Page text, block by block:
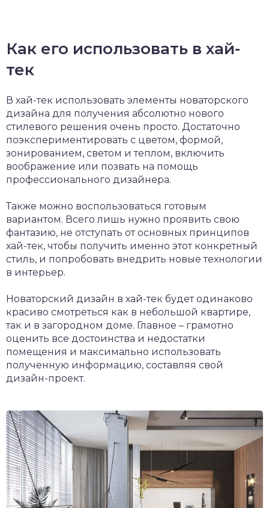
Как его использовать в хай-
тек
В хай-тек использовать элементы новаторского
дизайна для получения абсолютно нового
стилевого решения очень просто. Достаточно
поэкспериментировать с цветом, формой,
зонированием, светом и теплом, включить
воображение или позвать на помощь
профессионального дизайнера.
Также можно воспользоваться готовым
вариантом. Всего лишь нужно проявить свою
фантазию, не отступать от основных принципов
хай-тек, чтобы получить именно этот конкретный
стиль, и попробовать внедрить новые технологии
в интерьер.
Новаторский дизайн в хай-тек будет одинаково
красиво смотреться как в небольшой квартире,
так и в загородном доме. Главное – грамотно
оценить все достоинства и недостатки
помещения и максимально использовать
полученную информацию, составляя свой
дизайн-проект.